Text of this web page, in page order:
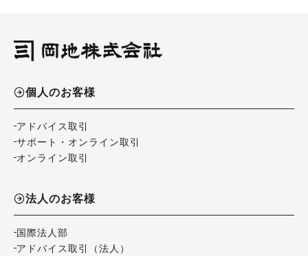
個人のお客様
アドバイス取引
サポート・オンライン取引
オンライン取引
法人のお客様
国際法人部
アドバイス取引（法人）